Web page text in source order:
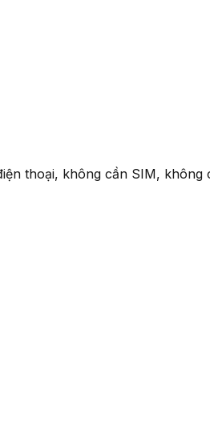
thoại, không cần SIM,